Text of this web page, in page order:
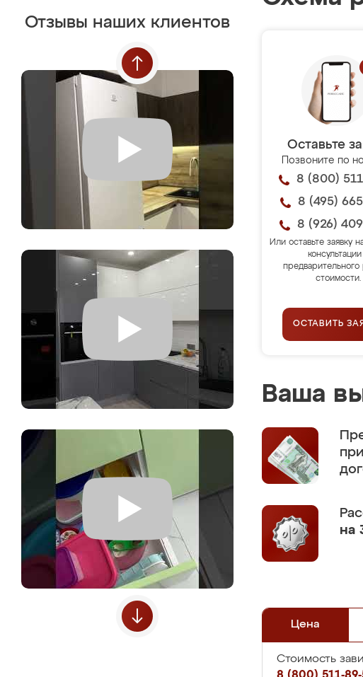
Отзывы наших клиентов
Оставьте
Позвоните по
8 (800)
8 (495)
8 (926)
Или оставьте заявку
предварительного
стоимости.
ОСТАВИТЬ
Ваша
на
Цена
Стоимость